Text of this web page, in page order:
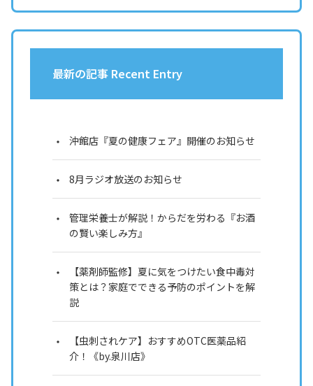
最新の記事 Recent Entry
沖館店『夏の健康フェア』開催のお知らせ
8月ラジオ放送のお知らせ
管理栄養士が解説！からだを労わる『お酒
の賢い楽しみ方』
【薬剤師監修】夏に気をつけたい食中毒対
策とは？家庭でできる予防のポイントを解
説
【虫刺されケア】おすすめOTC医薬品紹
介！《by.泉川店》